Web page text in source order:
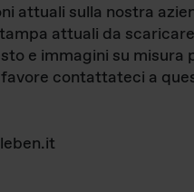
attuali sulla nostra
attuali da
e immagini su misura
contattateci a